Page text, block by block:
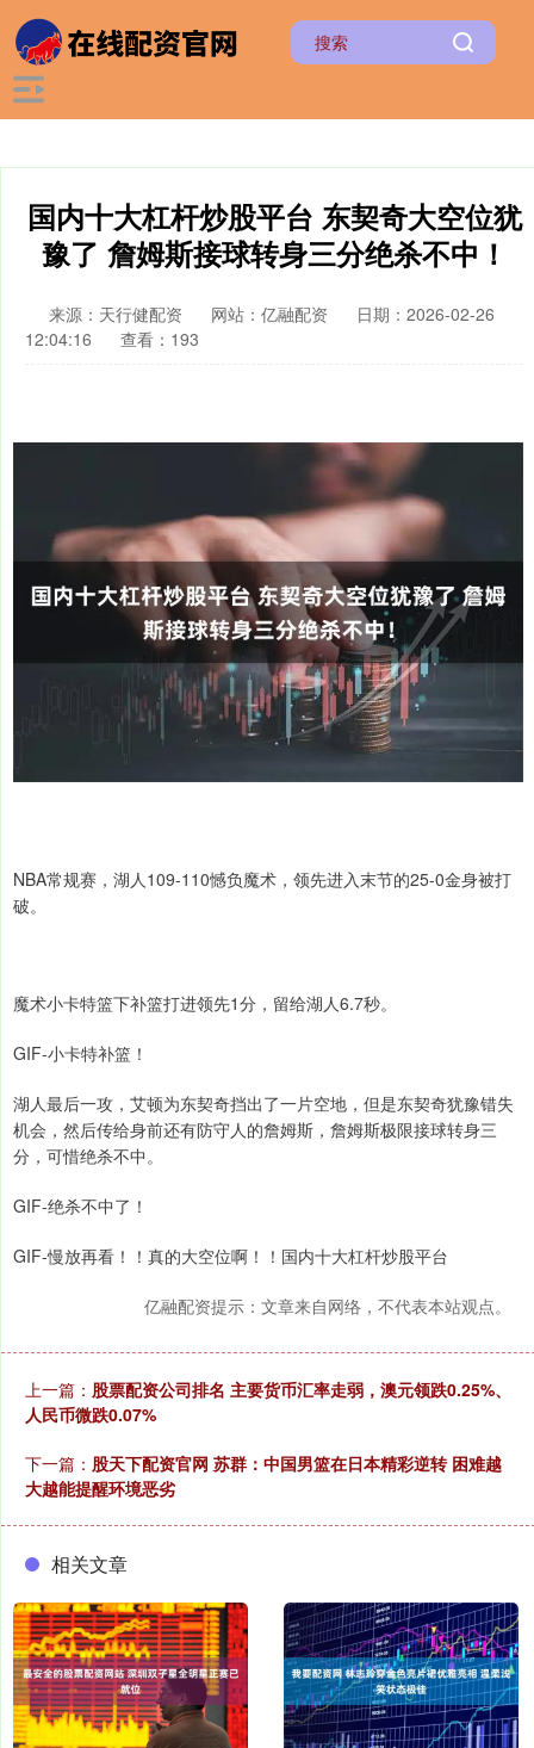
国内十大杠杆炒股平台 东契奇大空位犹
豫了 詹姆斯接球转身三分绝杀不中！
来源：天行健配资 网站：亿融配资
日期：2026-02-26
12:04:16
查看：193
NBA常规赛，湖人109-110憾负魔术，领先进入末节的25-0金身被打
破。
魔术小卡特篮下补篮打进领先1分，留给湖人6.7秒。
GIF-小卡特补篮！
湖人最后一攻，艾顿为东契奇挡出了一片空地，但是东契奇犹豫错失
机会，然后传给身前还有防守人的詹姆斯，詹姆斯极限接球转身三
分，可惜绝杀不中。
GIF-绝杀不中了！
GIF-慢放再看！！真的大空位啊！！国内十大杠杆炒股平台
亿融配资提示：文章来自网络，不代表本站观点。
上一篇： 股票配资公司排名 主要货币汇率走弱，澳元领跌0.25%、
人民币微跌0.07%
下一篇： 股天下配资官网 苏群：中国男篮在日本精彩逆转 困难越
大越能提醒环境恶劣
相关文章